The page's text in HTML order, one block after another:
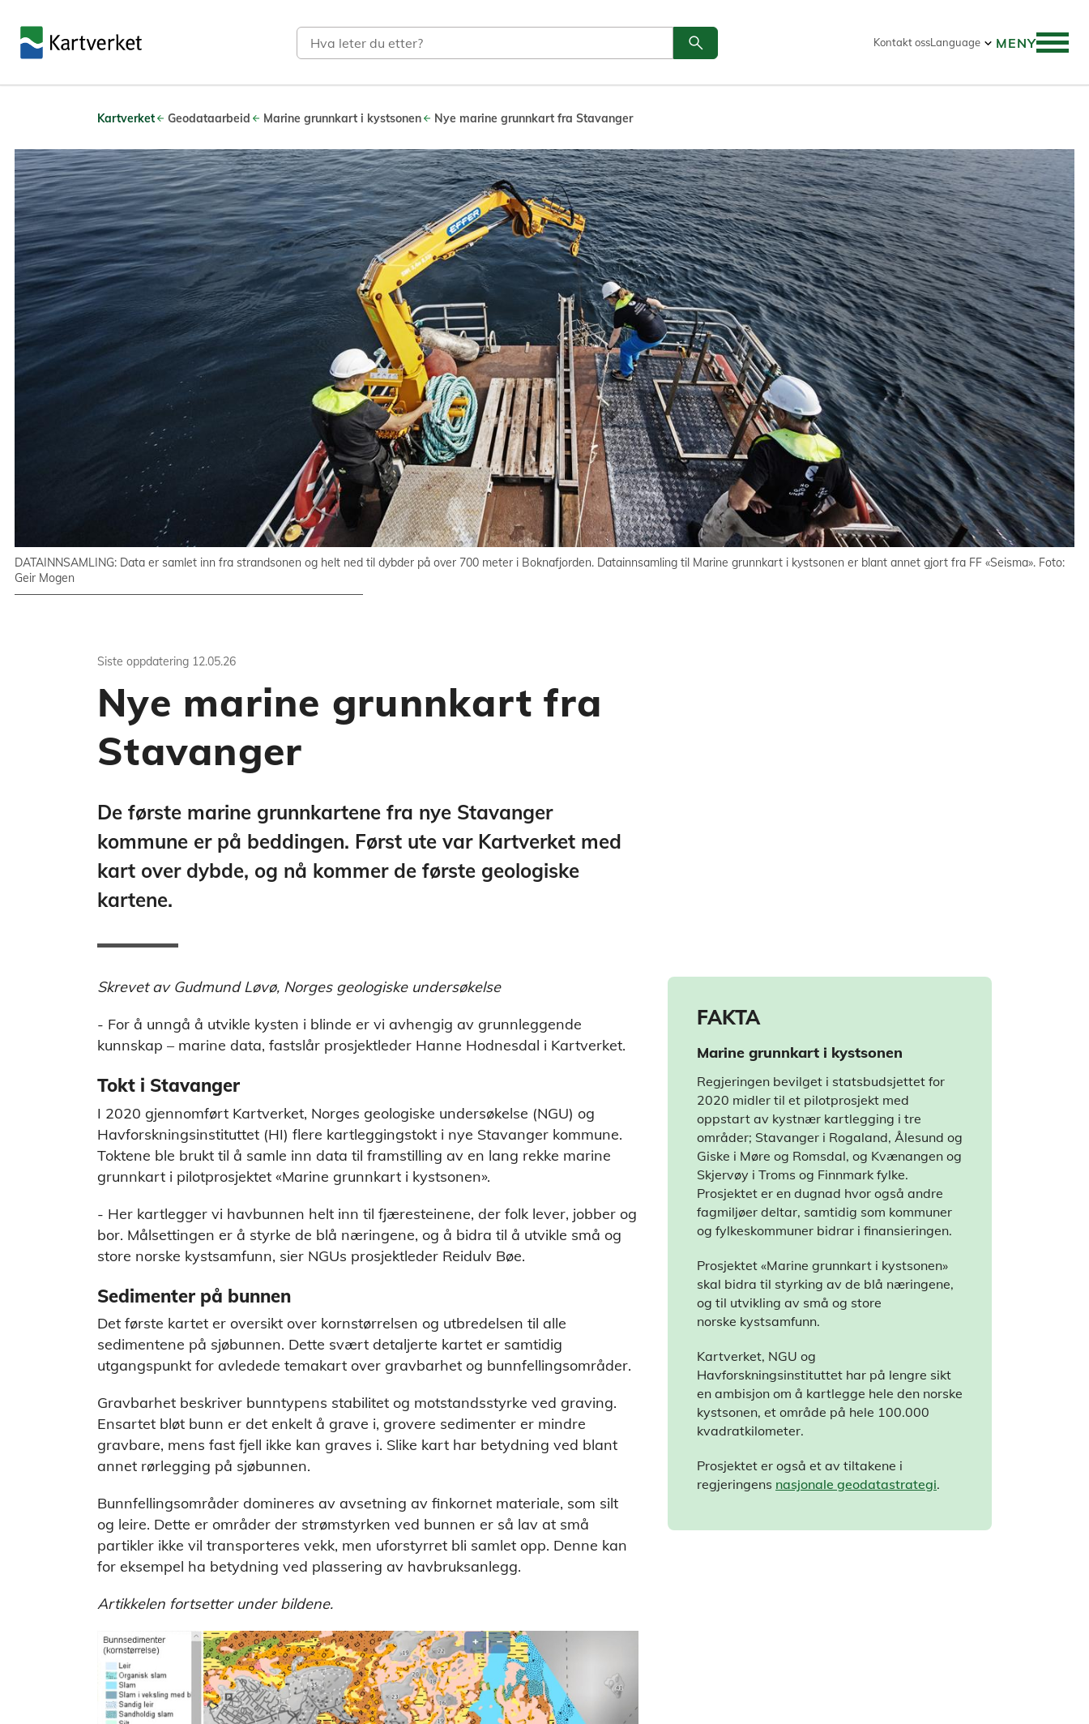
Søk
Søk
search Kontakt ossLanguage MENY
Kartverket Geodataarbeid Marine grunnkart i kystsonen Nye marine grunnkart fra Stavanger
DATAINNSAMLING: Data er samlet inn fra strandsonen og helt ned til dybder på over 700 meter i Boknafjorden. Datainnsamling til Marine grunnkart i kystsonen er blant annet gjort fra FF «Seisma». Foto:
Geir Mogen
Siste oppdatering 12.05.26
Nye marine grunnkart fra
Stavanger
De første marine grunnkartene fra nye Stavanger
kommune er på beddingen. Først ute var Kartverket med
kart over dybde, og nå kommer de første geologiske
kartene.
Skrevet av Gudmund Løvø, Norges geologiske undersøkelse
- For å unngå å utvikle kysten i blinde er vi avhengig av grunnleggende
kunnskap – marine data, fastslår prosjektleder Hanne Hodnesdal i Kartverket.
Tokt i Stavanger
I 2020 gjennomført Kartverket, Norges geologiske undersøkelse (NGU) og
Havforskningsinstituttet (HI) flere kartleggingstokt i nye Stavanger kommune.
Toktene ble brukt til å samle inn data til framstilling av en lang rekke marine
grunnkart i pilotprosjektet «Marine grunnkart i kystsonen».
- Her kartlegger vi havbunnen helt inn til fjæresteinene, der folk lever, jobber og
bor. Målsettingen er å styrke de blå næringene, og å bidra til å utvikle små og
store norske kystsamfunn, sier NGUs prosjektleder Reidulv Bøe.
Sedimenter på bunnen
Det første kartet er oversikt over kornstørrelsen og utbredelsen til alle
sedimentene på sjøbunnen. Dette svært detaljerte kartet er samtidig
utgangspunkt for avledede temakart over gravbarhet og bunnfellingsområder.
Gravbarhet beskriver bunntypens stabilitet og motstandsstyrke ved graving.
Ensartet bløt bunn er det enkelt å grave i, grovere sedimenter er mindre
gravbare, mens fast fjell ikke kan graves i. Slike kart har betydning ved blant
annet rørlegging på sjøbunnen.
Bunnfellingsområder domineres av avsetning av finkornet materiale, som silt
og leire. Dette er områder der strømstyrken ved bunnen er så lav at små
partikler ikke vil transporteres vekk, men uforstyrret bli samlet opp. Denne kan
for eksempel ha betydning ved plassering av havbruksanlegg.
Artikkelen fortsetter under bildene.
FAKTA
Marine grunnkart i kystsonen
Regjeringen bevilget i statsbudsjettet for
2020 midler til et pilotprosjekt med
oppstart av kystnær kartlegging i tre
områder; Stavanger i Rogaland, Ålesund og
Giske i Møre og Romsdal, og Kvænangen og
Skjervøy i Troms og Finnmark fylke.
Prosjektet er en dugnad hvor også andre
fagmiljøer deltar, samtidig som kommuner
og fylkeskommuner bidrar i finansieringen.
Prosjektet «Marine grunnkart i kystsonen»
skal bidra til styrking av de blå næringene,
og til utvikling av små og store
norske kystsamfunn.
Kartverket, NGU og
Havforskningsinstituttet har på lengre sikt
en ambisjon om å kartlegge hele den norske
kystsonen, et område på hele 100.000
kvadratkilometer.
Prosjektet er også et av tiltakene i
regjeringens nasjonale geodatastrategi.